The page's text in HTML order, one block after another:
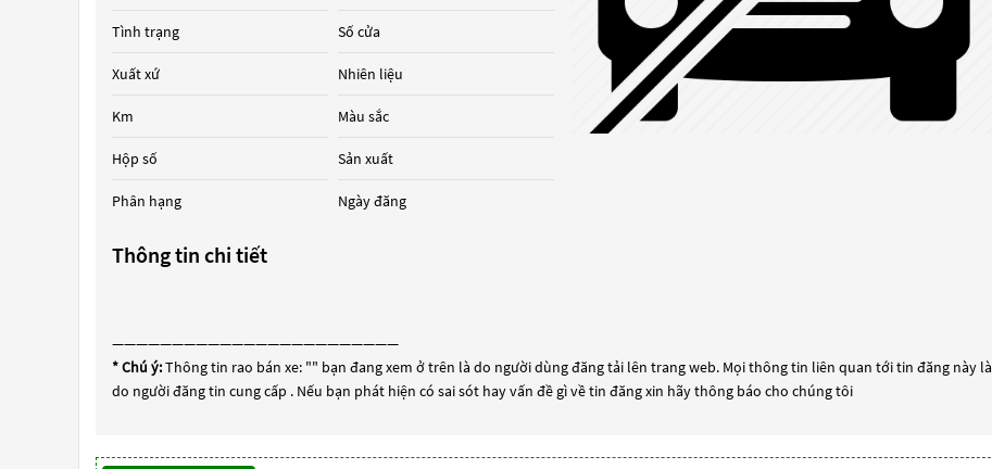
Tình trạng
Xuất xứ
Km
Hộp số
Phân hạng
Số cửa
Nhiên liệu
Màu sắc
Sản xuất
Ngày đăng
Thông tin chi tiết
————————————————————————
* Chú ý:Thông tin rao bán xe: "" bạn đang xem ở trên là do người dùng đăng tải lên trang web. Mọi thông tin liên quan tới tin đăng này là
do người đăng tin cung cấp . Nếu bạn phát hiện có sai sót hay vấn đề gì về tin đăng xin hãy thông báo cho chúng tôi